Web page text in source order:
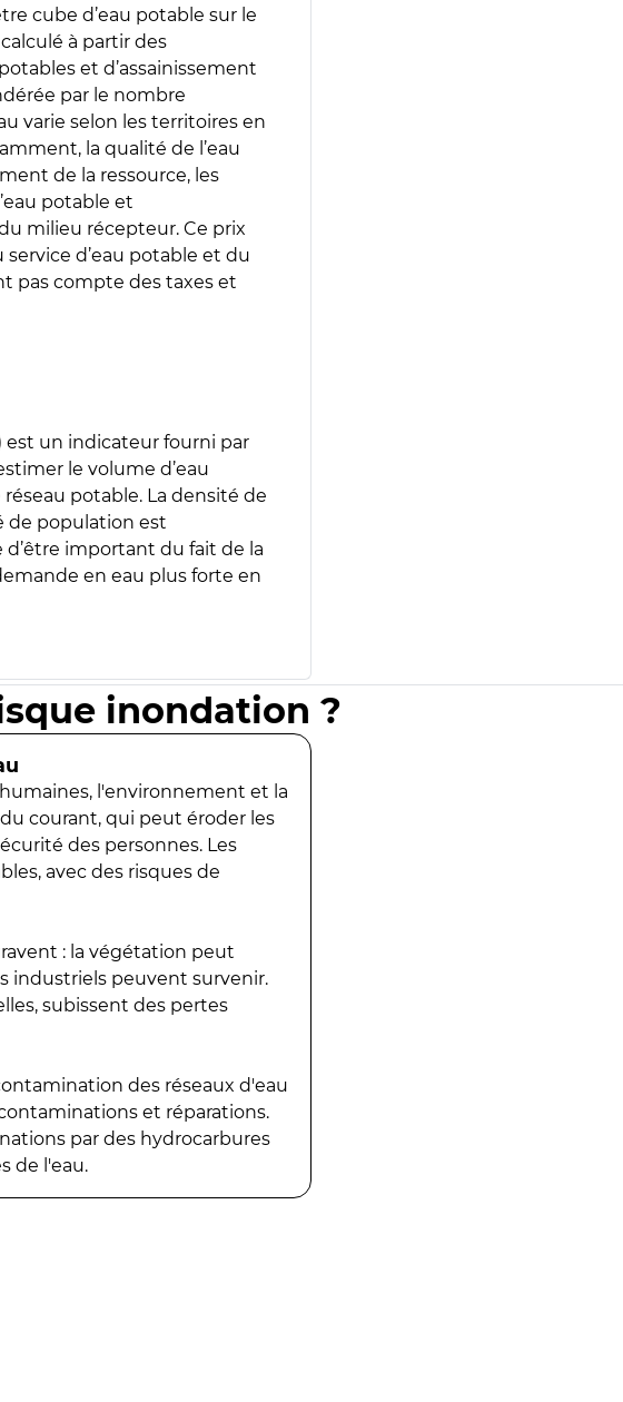
cube d’eau potable sur le
à partir des
et d’assainissement
par le nombre
varie selon les territoires en
la qualité de l’eau
de la ressource, les
potable et
milieu récepteur. Ce prix
d’eau potable et du
pas compte des taxes et
est un indicateur fourni par
le volume d’eau
potable. La densité de
de population est
important du fait de la
en eau plus forte en
inondation ?
l'environnement et la
courant, qui peut éroder les
des personnes. Les
avec des risques de
: la végétation peut
industriels peuvent survenir.
subissent des pertes
des réseaux d'eau
et réparations.
par des hydrocarbures
de l'eau.